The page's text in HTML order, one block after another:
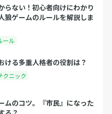
らない！初心者向けにわかり
狼ゲームのルールを解説しま
ール
ける多重人格者の役割は？
クニック
ムのコツ。『市民』になった